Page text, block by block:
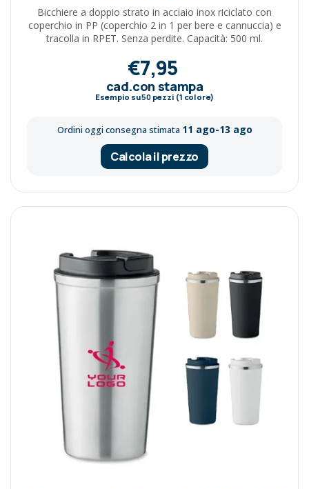
Bicchiere a doppio strato in acciaio inox riciclato con
coperchio in PP (coperchio 2 in 1 per bere e cannuccia) e
tracolla in RPET. Senza perdite. Capacità: 500 ml.
€7,95
cad.con stampa
Esempio su50pezzi (1 colore)
Ordini oggi consegna stimata 11 ago-13 ago
Calcola il prezzo